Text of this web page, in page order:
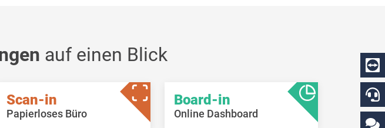
auf einen Blick
Scan-in
Papierloses Büro
Board-in
Online Dashboard